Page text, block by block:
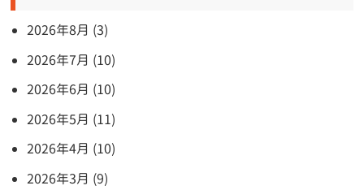
2026年8月 (3)
2026年7月 (10)
2026年6月 (10)
2026年5月 (11)
2026年4月 (10)
2026年3月 (9)